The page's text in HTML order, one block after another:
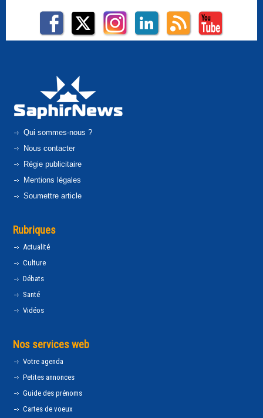
Qui sommes-nous ?
Nous contacter
Régie publicitaire
Mentions légales
Soumettre article
Rubriques
Actualité
Culture
Débats
Santé
Vidéos
Nos services web
Votre agenda
Petites annonces
Guide des prénoms
Cartes de voeux